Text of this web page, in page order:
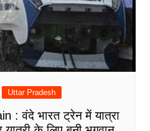
Uttar Pradesh
: वंदे भारत ट्रेन में यात्रा